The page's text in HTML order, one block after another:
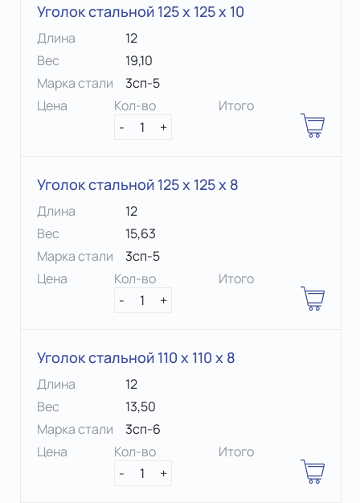
Уголок стальной 125 х 125 x 10
Длина
12
Вес
19,10
Марка стали
3сп-5
Цена
Кол-во
-
1 +
Итого
Уголок стальной 125 х 125 x 8
Длина
12
Вес
15,63
Марка стали
3сп-5
Цена
Кол-во
-
1 +
Итого
Уголок стальной 110 х 110 x 8
Длина
12
Вес
13,50
Марка стали
3сп-6
Цена
Кол-во
-
1 +
Итого